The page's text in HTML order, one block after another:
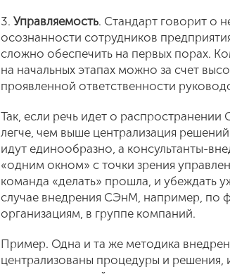
3. Управляемость. Стандарт говорит о
осознанности сотрудников
сложно обеспечить на первых порах.
на начальных этапах можно за счет
проявленной ответственности
Так, если речь идет о
легче, чем выше централизация
идут единообразно, а консультанты-
«одним окном» с точки зрения
команда «делать» прошла, и убеждать
случае внедрения СЭнМ, например, по
организациям, в группе компаний.
Пример. Одна и та же методика
централизованы процедуры и